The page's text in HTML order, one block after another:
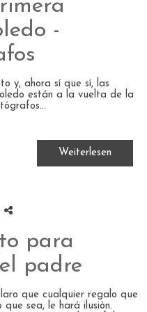
-
y, ahora sí que sí, las
están a la vuelta de la
Weiterlesen
para
padre
que cualquier regalo que
sea, le hará ilusión.